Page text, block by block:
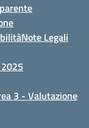
Note Legali
3 - Valutazione